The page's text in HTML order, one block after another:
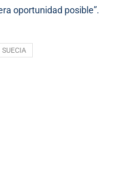
oportunidad posible”.
SUECIA